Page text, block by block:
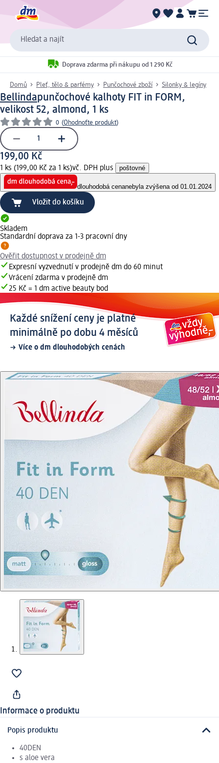
Hledat a najít
Doprava zdarma při nákupu od 1 290 Kč
Domů Pleť, tělo & parfémy Punčochové zboží Silonky & legíny
Bellindapunčochové kalhoty FIT in FORM,
velikost 52, almond, 1 ks
0 (Ohodnoťte produkt)
199,00 Kč
1 ks (199,00 Kč za 1 ks)vč. DPH plus poštovné
dlouhodobá cenanebyla zvýšena od 01.01.2024
Vložit do košíku
Skladem
Standardní doprava za 1-3 pracovní dny
Ověřit dostupnost v prodejně dm
Expresní vyzvednutí v prodejně dm do 60 minut
Vrácení zdarma v prodejně dm
25 Kč = 1 dm active beauty bod
Každé snížení ceny je platné
minimálně po dobu 4 měsíců
Více o dm dlouhodobých cenách
Informace o produktu
Popis produktu
40DEN
s aloe vera